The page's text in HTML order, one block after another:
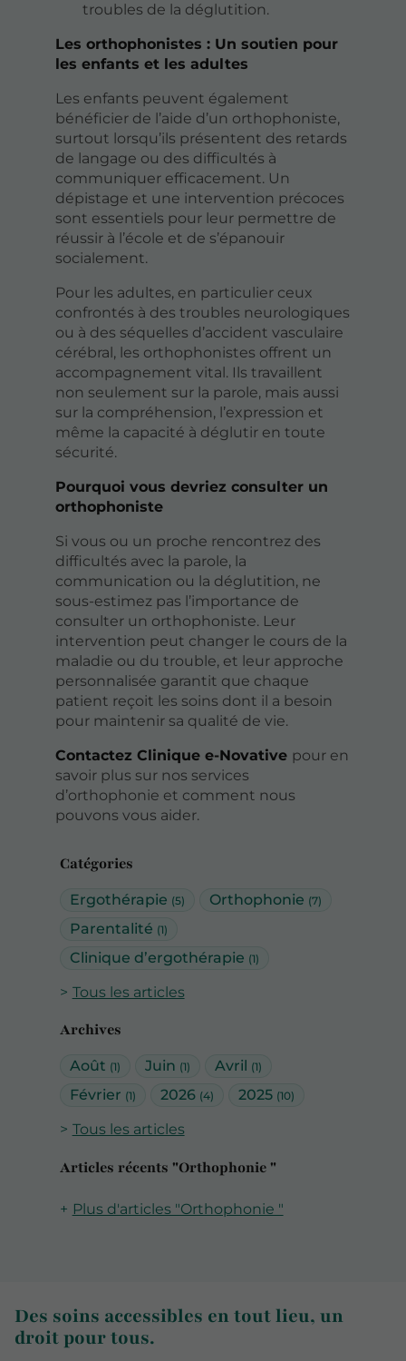
Catégories
Ergothérapie (5) Orthophonie (7)
Parentalité (1)
Clinique d’ergothérapie (1)
Tous les articles
Archives
Août (1) Juin (1) Avril (1)
Février (1) 2026 (4) 2025 (10)
Tous les articles
Articles récents "Orthophonie "
Plus d'articles "Orthophonie "
troubles de la déglutition.
Les orthophonistes : Un soutien pour
les enfants et les adultes
Les enfants peuvent également
bénéficier de l’aide d’un orthophoniste,
surtout lorsqu’ils présentent des retards
de langage ou des difficultés à
communiquer efficacement. Un
dépistage et une intervention précoces
sont essentiels pour leur permettre de
réussir à l’école et de s’épanouir
socialement.
Pour les adultes, en particulier ceux
confrontés à des troubles neurologiques
ou à des séquelles d’accident vasculaire
cérébral, les orthophonistes offrent un
accompagnement vital. Ils travaillent
non seulement sur la parole, mais aussi
sur la compréhension, l’expression et
même la capacité à déglutir en toute
sécurité.
Pourquoi vous devriez consulter un
orthophoniste
Si vous ou un proche rencontrez des
difficultés avec la parole, la
communication ou la déglutition, ne
sous-estimez pas l’importance de
consulter un orthophoniste. Leur
intervention peut changer le cours de la
maladie ou du trouble, et leur approche
personnalisée garantit que chaque
patient reçoit les soins dont il a besoin
pour maintenir sa qualité de vie.
Contactez Clinique e-Novative pour en
savoir plus sur nos services
d’orthophonie et comment nous
pouvons vous aider.
Des soins accessibles en tout lieu, un
droit pour tous.